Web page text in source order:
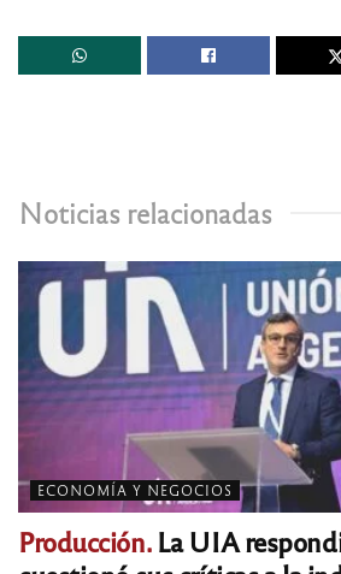
Noticias relacionadas
ECONOMÍA Y NEGOCIOS
Producción.La UIA